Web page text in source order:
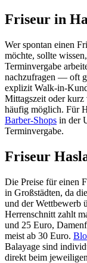
Friseur in
Wer spontan einen
möchte, sollte
Terminvergabe
nachzufragen — oft
explizit Walk-in-
Mittagszeit oder kurz
häufig möglich. Für
Barber-Shops in der
Terminvergabe.
Friseur
Die Preise für einen
in Großstädten, da
und der Wettbewerb
Herrenschnitt zahlt
und 25 Euro,
meist ab 30 Euro.
Balayage sind
direkt beim